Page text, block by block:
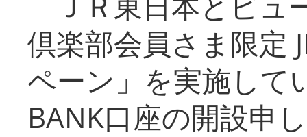
倶楽部会員さま限定
ペーン」を実施して
BANK口座の開設申